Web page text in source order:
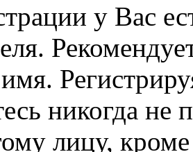
у Вас
никогда не
лицу,